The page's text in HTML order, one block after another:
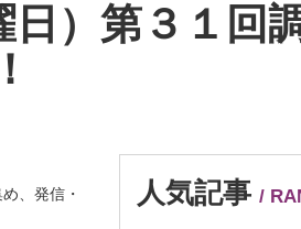
日）第３１回
、発信・
人気記事 /